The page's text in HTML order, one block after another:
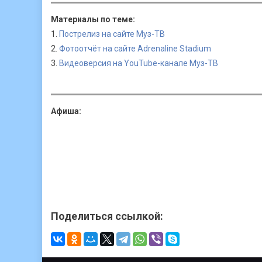
Юрий Шатунов
Юрий Шатунов
Юрий Шатунов
Hi-Fi
Наташа Королева
Наташа Королева
Материалы по теме:
1.
Пострелиз на сайте Муз-ТВ
2. Фотоотчёт на сайте Adrenaline Stadium
3. Видеоверсия на YouTube-канале Муз-ТВ
Афиша:
Поделиться ссылкой: